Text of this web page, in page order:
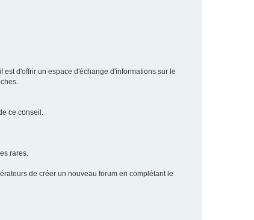
est d'offrir un espace d'échange d'informations sur le
ce conseil.
rares.
de créer un nouveau forum en complétant le